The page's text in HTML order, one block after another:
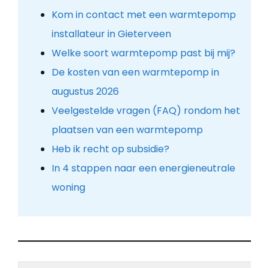
Kom in contact met een warmtepomp
installateur in Gieterveen
Welke soort warmtepomp past bij mij?
De kosten van een warmtepomp in
augustus 2026
Veelgestelde vragen (FAQ) rondom het
plaatsen van een warmtepomp
Heb ik recht op subsidie?
In 4 stappen naar een energieneutrale
woning